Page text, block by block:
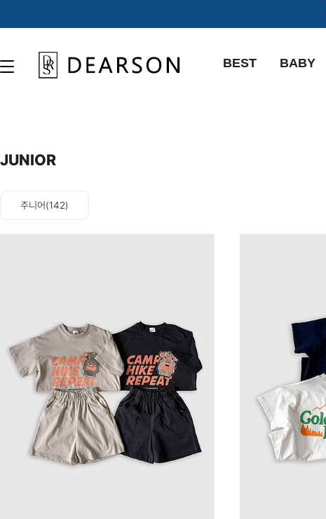
BEST BABY
JUNIOR
주니어(142)